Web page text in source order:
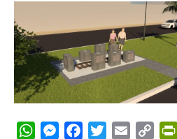
WhatsApp
Messenger
FacebookTwitterEmail Copy